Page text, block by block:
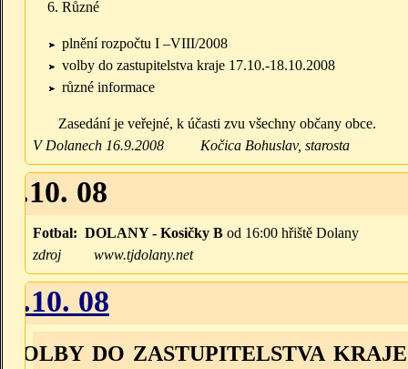
Různé
plnění rozpočtu I –VIII/2008
volby do zastupitelstva kraje 17.10.-18.10.2008
různé informace
Zasedání je veřejné, k účasti zvu všechny občany obce.
V Dolanech 16.9.2008 Kočica Bohuslav, starosta
08
Fotbal: DOLANY - Kosičky B od 16:00 hřiště Dolany
zdroj
www.tjdolany.net
08
do zastupitelstva